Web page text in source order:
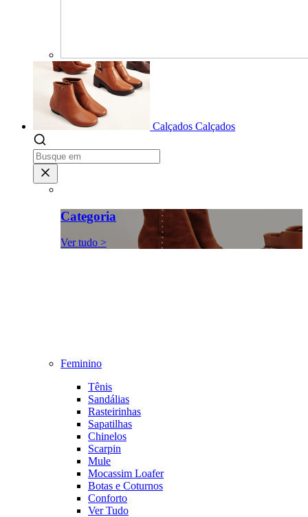
Calçados Calçados
Categoria
Ver tudo >
Feminino
Tênis
Sandálias
Rasteirinhas
Sapatilhas
Chinelos
Scarpin
Mule
Mocassim Loafer
Botas e Coturnos
Conforto
Ver Tudo